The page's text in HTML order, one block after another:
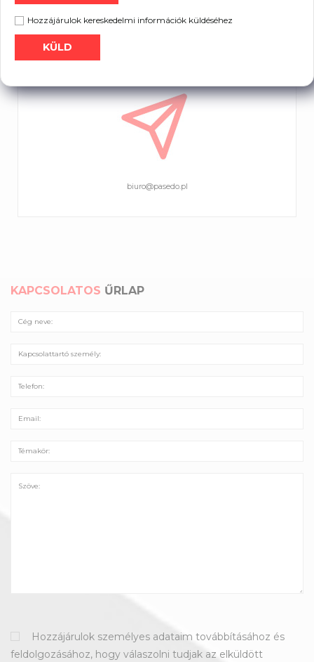
Hozzájárulok kereskedelmi információk küldéséhez
tel.+48 32 671 55 13
biuro@pasedo.pl
KAPCSOLATOS ŰRLAP
Hozzájárulok személyes adataim továbbításához és
feldolgozásához, hogy válaszolni tudjak az elküldött